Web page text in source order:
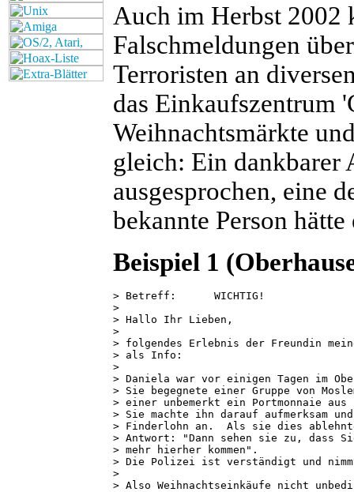
Auch im Herbst 2002
Falschmeldungen
Terroristen an
das Einkaufszentrum
Weihnachtsmärkte
gleich: Ein dankbarer
ausgesprochen, eine
bekannte Person
Beispiel 1
> Betreff:	WICHTIG!
>
> Hallo Ihr Lieben,
>
> folgendes Erlebnis der Freundin
> als Info:
>
> Daniela war vor einigen Tagen im
> Sie begegnete einer Gruppe von
> einer unbemerkt ein Portmonnaie
> Sie machte ihn darauf aufmerksam
> Finderlohn an.  Als sie dies
> Antwort: "Dann sehen sie zu, dass
> mehr hierher kommen".
> Die Polizei ist verständigt und
>
> Also Weihnachtseinkäufe nicht